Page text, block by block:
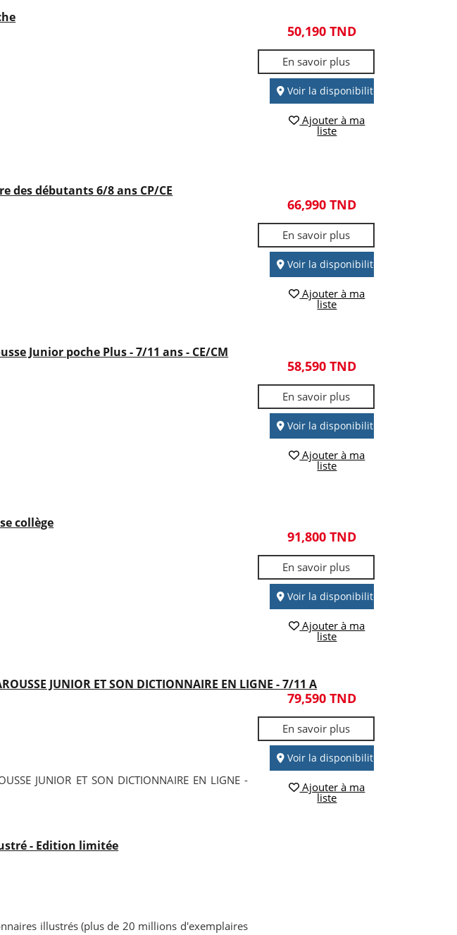
50,190 TND
En savoir plus
Voir la disponibilité
Ajouter à ma
liste
des débutants 6/8 ans CP/CE
66,990 TND
En savoir plus
Voir la disponibilité
Ajouter à ma
liste
Junior poche Plus - 7/11 ans - CE/CM
58,590 TND
En savoir plus
Voir la disponibilité
Ajouter à ma
liste
collège
91,800 TND
En savoir plus
Voir la disponibilité
Ajouter à ma
liste
JUNIOR ET SON DICTIONNAIRE EN LIGNE - 7/11 A
JUNIOR ET SON DICTIONNAIRE EN LIGNE -
79,590 TND
En savoir plus
Voir la disponibilité
Ajouter à ma
liste
- Edition limitée
illustrés (plus de 20 millions d'exemplaires